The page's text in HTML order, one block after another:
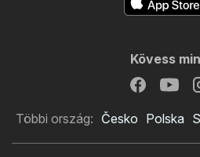
Kövess
Többi ország: Česko Polska